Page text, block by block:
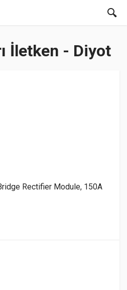
İletken - Diyot
Rectifier Module, 150A